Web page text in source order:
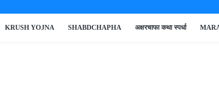
KRUSH YOJNA SHABDCHAPHA अक्षरचाफा कथा स्पर्धा